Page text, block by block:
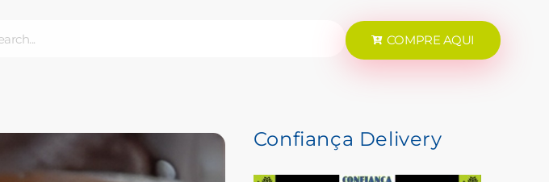
COMPRE AQUI
Confiança Delivery